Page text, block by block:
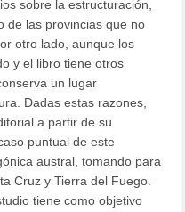
sobre la estructuración,
de las provincias que no
otro lado, aunque los
y el libro tiene otros
un lugar
Dadas estas razones,
a partir de su
puntual de este
austral, tomando para
Cruz y Tierra del Fuego.
tiene como objetivo